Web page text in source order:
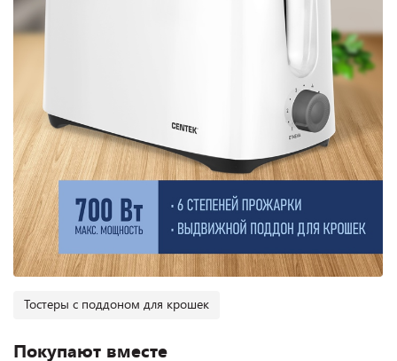
Тостеры с поддоном для крошек
Покупают вместе